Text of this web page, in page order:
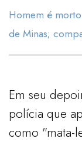
Homem é
de Minas;
Em seu
polícia que
como "mata-